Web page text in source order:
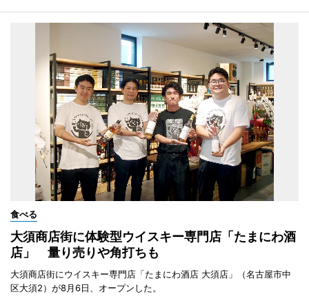
食べる
大須商店街に体験型ウイスキー専門店「たまにわ酒
店」 量り売りや角打ちも
大須商店街にウイスキー専門店「たまにわ酒店 大須店」（名古屋市中
区大須2）が8月6日、オープンした。